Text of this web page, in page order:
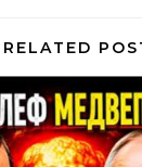
RELATED